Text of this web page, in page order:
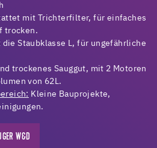
mit Trichterfilter, für einfaches
trocken.
die Staubklasse L, für ungefährliche
trockenes Sauggut, mit 2 Motoren
von 62L.
Kleine Bauprojekte,
W&D